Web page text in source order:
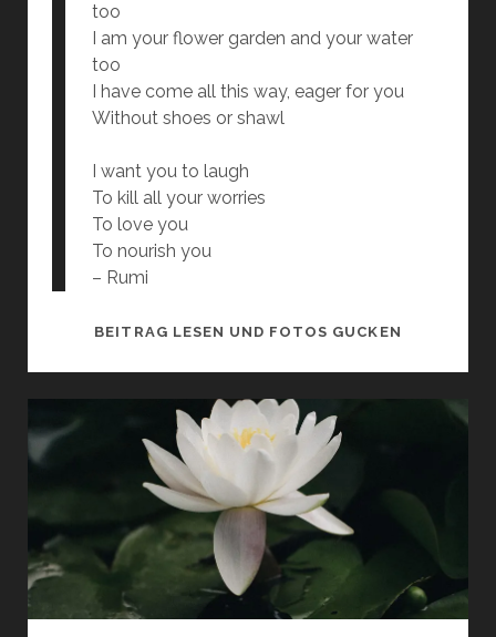
too
I am your flower garden and your water
too
I have come all this way, eager for you
Without shoes or shawl
I want you to laugh
To kill all your worries
To love you
To nourish you
– Rumi
BEITRAG LESEN UND FOTOS GUCKEN